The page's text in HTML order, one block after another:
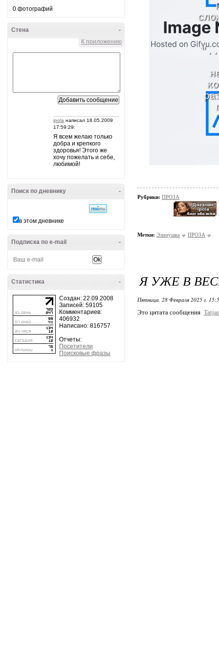
0 фотографий
-
Стена
К приложению
ipola написал 18.05.2009
17:59:29:
Я всем желаю только
добра и крепкого
здоровья! Этого же
хочу пожелать и себе,
любимой!
-
Поиск по дневнику
в этом дневнике
-
Подписка по e-mail
-
Статистика
Создан: 22.09.2008
Записей: 59105
Комментариев:
406932
Написано: 816757
Отчеты:
Посетители
Поисковые фразы
Рубрики: ПРОЗА
Метки: Элинушка ПРОЗА
Я УЖЕ В
Пятница, 28 Февраля 2025 г.
Это цитата сообщения